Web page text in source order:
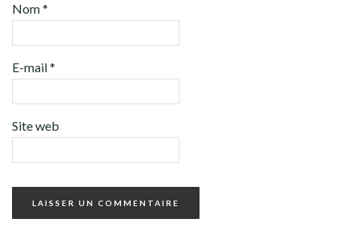
Nom*
E-mail*
Site web